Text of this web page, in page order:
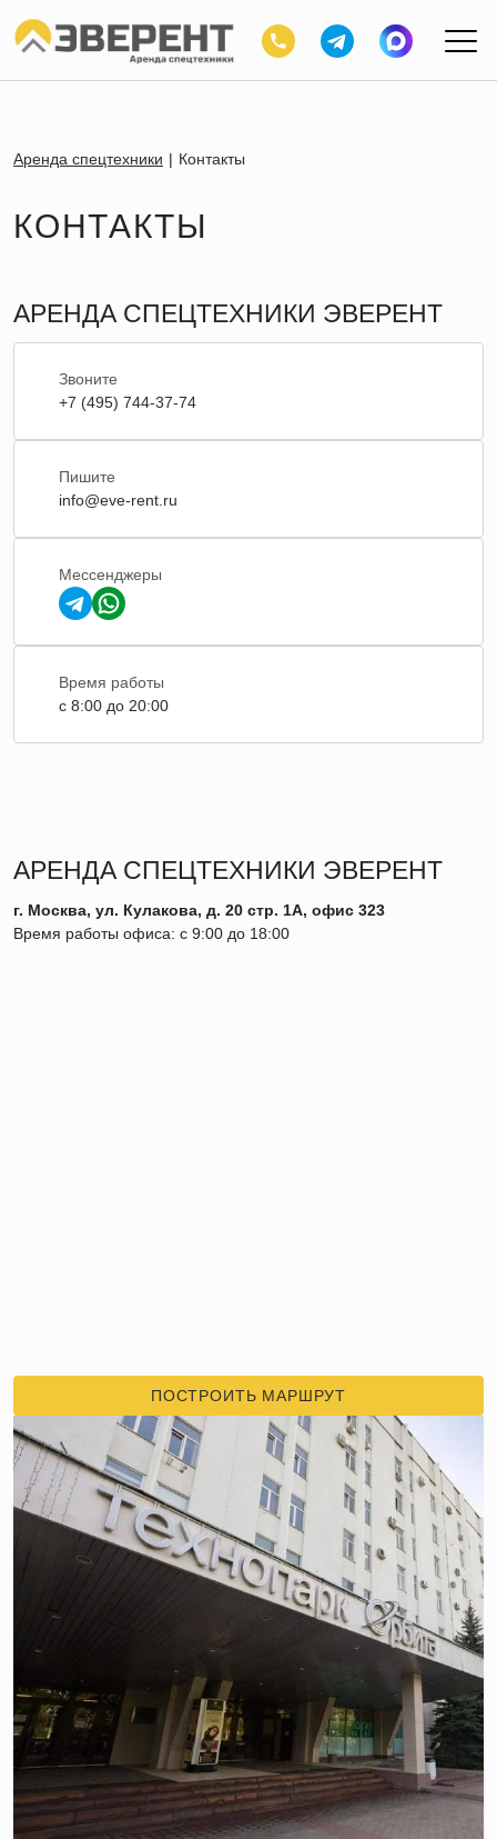
Аренда спецтехники Контакты
КОНТАКТЫ
АРЕНДА СПЕЦТЕХНИКИ ЭВЕРЕНТ
Звоните
+7 (495) 744-37-74
Пишите
info@eve-rent.ru
Мессенджеры
Время работы
c 8:00 до 20:00
АРЕНДА СПЕЦТЕХНИКИ ЭВЕРЕНТ
г. Москва, ул. Кулакова, д. 20 стр. 1А, офис 323
Время работы офиса: с 9:00 до 18:00
ПОСТРОИТЬ МАРШРУТ